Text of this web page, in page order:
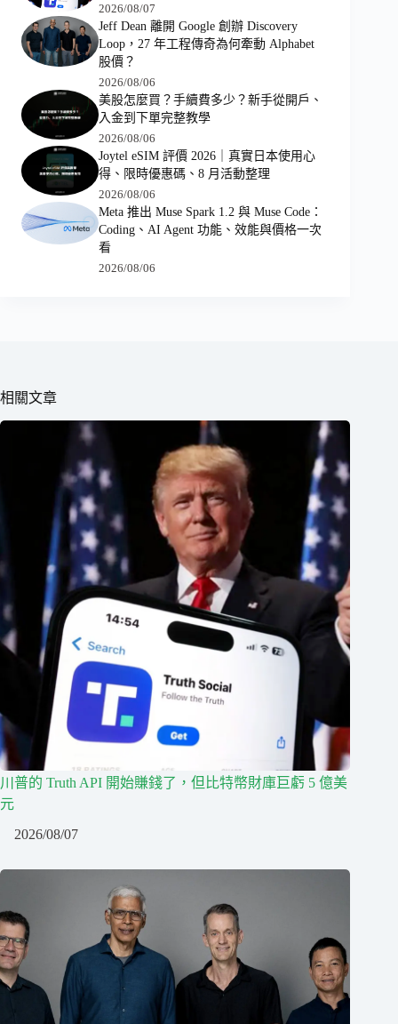
2026/08/07
Jeff Dean 離開 Google 創辦 Discovery
Loop，27 年工程傳奇為何牽動 Alphabet
股價？
2026/08/06
美股怎麼買？手續費多少？新手從開戶、
入金到下單完整教學
2026/08/06
Joytel eSIM 評價 2026｜真實日本使用心
得、限時優惠碼、8 月活動整理
2026/08/06
Meta 推出 Muse Spark 1.2 與 Muse Code：
Coding、AI Agent 功能、效能與價格一次
看
2026/08/06
相關文章
川普的 Truth API 開始賺錢了，但比特幣財庫巨虧 5 億美
元
2026/08/07